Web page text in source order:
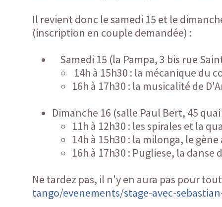
Il revient donc le samedi 15 et le
(inscription en couple demandée) :
Samedi 15 (la Pampa, 3 bis rue
14h à 15h30 : la mécanique du
16h à 17h30 : la musicalité de
Dimanche 16 (salle Paul Bert, 45
11h à 12h30 : les spirales et la
14h à 15h30 : la milonga, le
16h à 17h30 : Pugliese, la danse
Ne tardez pas, il n'y en aura pas pour
tango/evenements/stage-avec-